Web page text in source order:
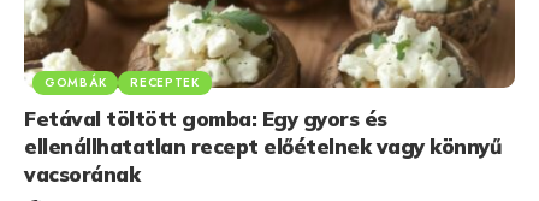
GOMBÁK RECEPTEK
Fetával töltött gomba: Egy gyors és
ellenállhatatlan recept előételnek vagy könnyű
vacsorának